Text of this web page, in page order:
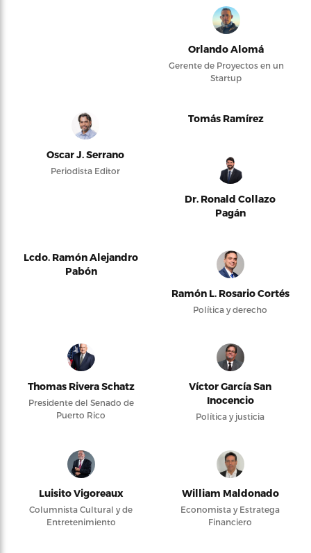
Orlando Alomá
Gerente de Proyectos en un
Startup
Oscar J. Serrano
Periodista Editor
Tomás Ramírez
Dr. Ronald Collazo
Pagán
Lcdo. Ramón Alejandro
Pabón
Ramón L. Rosario Cortés
Política y derecho
Thomas Rivera Schatz
Presidente del Senado de
Puerto Rico
Víctor García San
Inocencio
Política y justicia
Luisito Vigoreaux
Columnista Cultural y de
Entretenimiento
William Maldonado
Economista y Estratega
Financiero